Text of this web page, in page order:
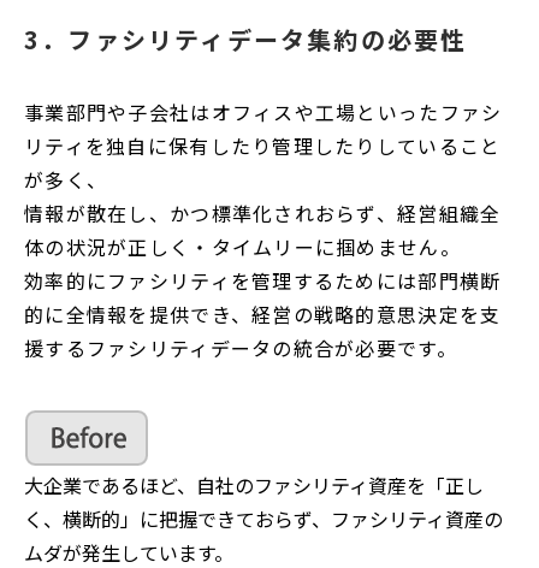
3．ファシリティデータ集約の必要性
事業部門や子会社はオフィスや工場といったファシ
リティを独自に保有したり管理したりしていること
が多く、
情報が散在し、かつ標準化されおらず、経営組織全
体の状況が正しく・タイムリーに掴めません。
効率的にファシリティを管理するためには部門横断
的に全情報を提供でき、経営の戦略的意思決定を支
援するファシリティデータの統合が必要です。
大企業であるほど、自社のファシリティ資産を「正し
く、横断的」に把握できておらず、ファシリティ資産の
ムダが発生しています。